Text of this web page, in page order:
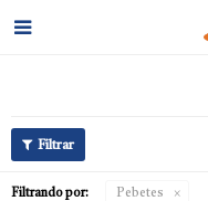

Filtrando por: Pebetes